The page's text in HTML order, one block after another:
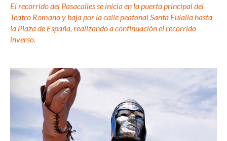
El recorrido del Pasacalles se inicia en la puerta principal del
Teatro Romano y baja por la calle peatonal Santa Eulalia hasta
la Plaza de España, realizando a continuación el recorrido
inverso.